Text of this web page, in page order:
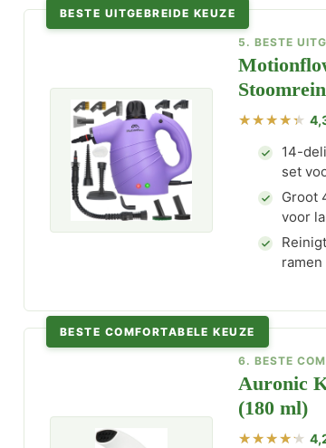
BESTE UITGEBREIDE KEUZE
5. BESTE
14-
set
Groot
voor
BESTE COMFORTABELE KEUZE
6. BESTE
Auronic
(180 ml)